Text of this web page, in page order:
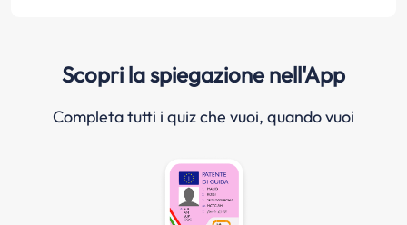
Scopri la spiegazione nell'App
Completa tutti i quiz che vuoi, quando vuoi